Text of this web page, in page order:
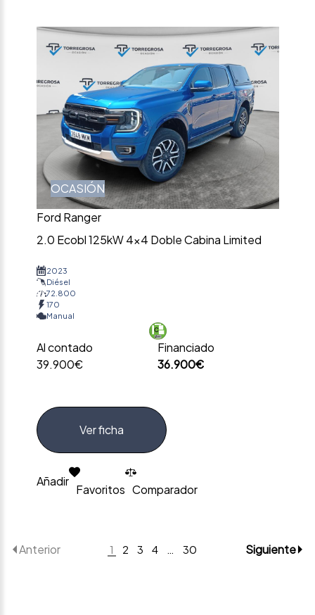
OCASIÓN
Ford Ranger
2.0 Ecobl 125kW 4×4 Doble Cabina Limited
2023
Diésel
72.800
170
Manual
Al contado
39.900€
Financiado
36.900€
Ver ficha
Añadir
Favoritos Comparador
Anterior 1 2 3 4 30 Siguiente